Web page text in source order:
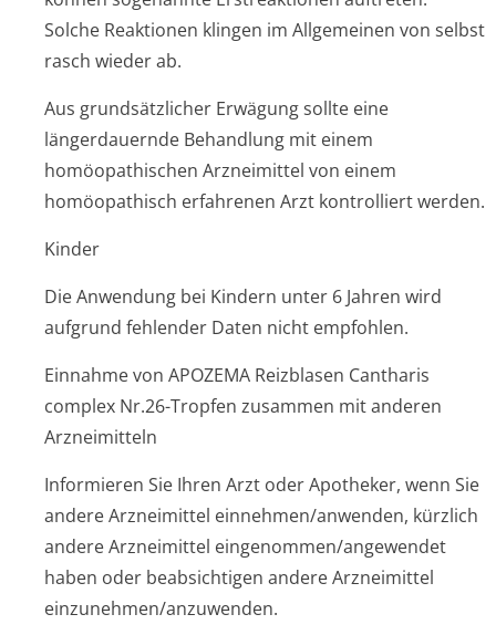
Solche Reaktionen klingen im Allgemeinen von selbst
rasch wieder ab.
Aus grundsätzlicher Erwägung sollte eine
längerdauernde Behandlung mit einem
homöopathischen Arzneimittel von einem
homöopathisch erfahrenen Arzt kontrolliert werden.
Kinder
Die Anwendung bei Kindern unter 6 Jahren wird
aufgrund fehlender Daten nicht empfohlen.
Einnahme von APOZEMA Reizblasen Cantharis
complex Nr.26-Tropfen zusammen mit anderen
Arzneimitteln
Informieren Sie Ihren Arzt oder Apotheker, wenn Sie
andere Arzneimittel einnehmen/anwenden, kürzlich
andere Arzneimittel eingenommen/an­gewendet
haben oder beabsichtigen andere Arzneimittel
einzunehmen/an­zuwenden.